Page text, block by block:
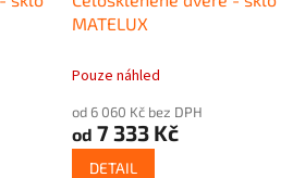
MATELUX
Pouze náhled
od 6 060 Kč bez DPH
od 7 333 Kč
DETAIL